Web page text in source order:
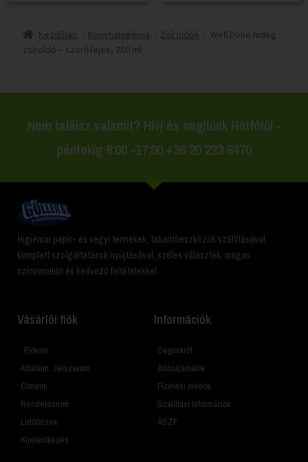
Kezdőlap Konyhahigiénia Zsíroldók
Well Done hideg
zsíroldó – szórófejes, 750 ml
Nem találsz valamit? Hívj és segítünk Hétfőtől -
péntekig 8:00 -17:00 +36 20 223 8470
Higiéniai papír- és vegyi termékek, takarítóeszközök szállításával,
komplett szolgáltatások nyújtásával, széles választék, magas
színvonalon és kedvező feltételekkel.
Vásárlói fiók
Fiókom
Adataim, Jelszavam
Címeim
Rendeléseim
Letöltések
Kijelentkezés
Információk
Cégünkről
Állásajánlatok
Fizetési módok
Szállítási Információk
ÁSZF